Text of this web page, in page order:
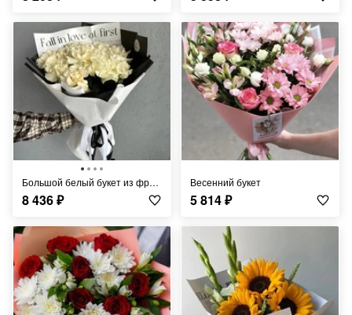
Большой белый букет из французских роз FT250
8 436₽
Весенний букет
5 814₽